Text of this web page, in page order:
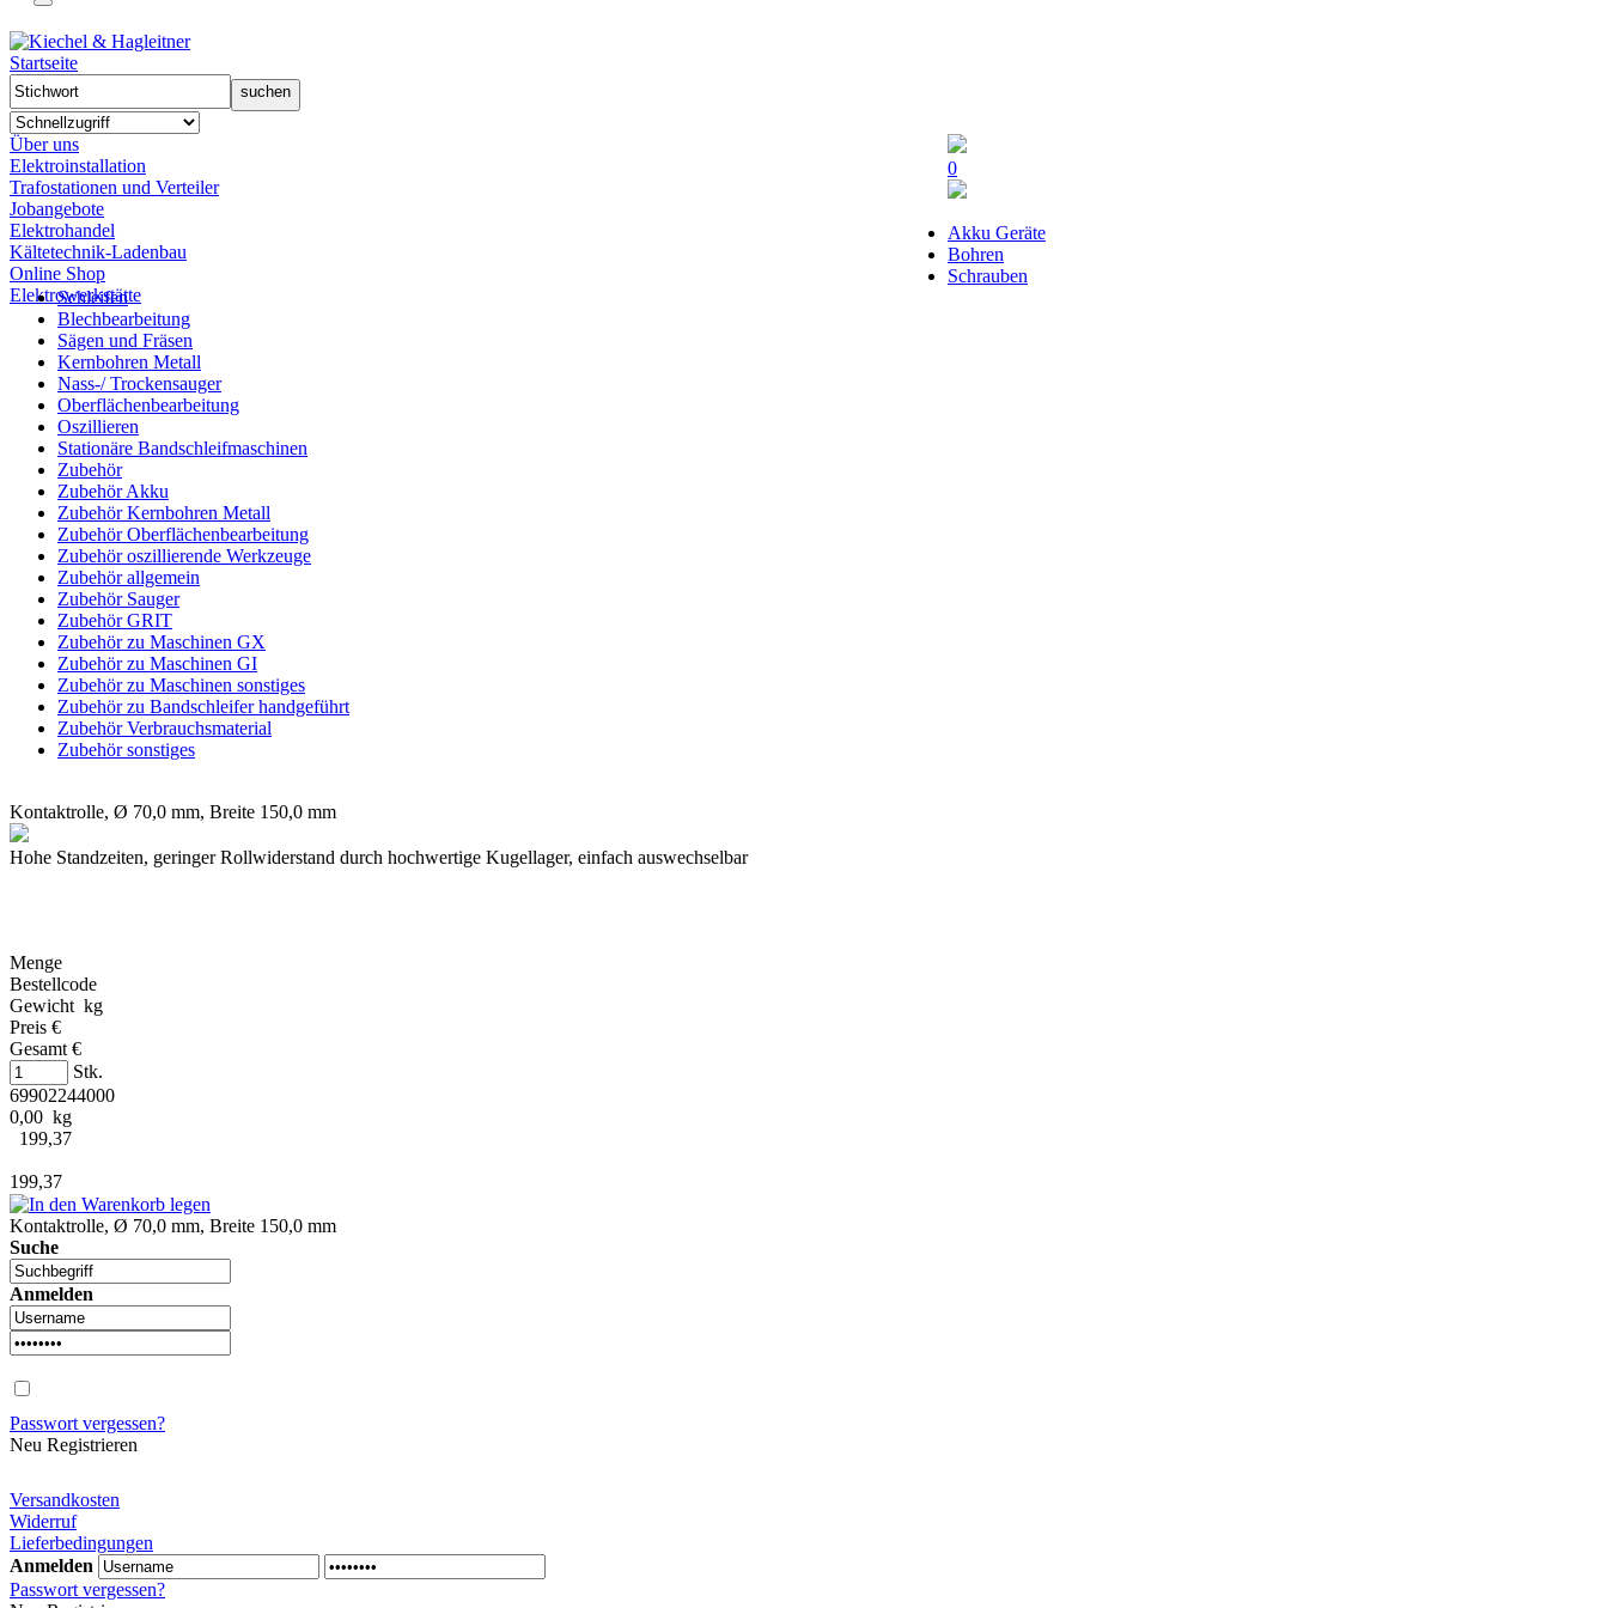
Startseite
Über uns
Elektroinstallation
Trafostationen und Verteiler
Jobangebote
Elektrohandel
Kältetechnik-Ladenbau
Online Shop
Elektrowerkstätte
0
Akku Geräte
Bohren
Schrauben
Schleifen
Blechbearbeitung
Sägen und Fräsen
Kernbohren Metall
Nass-/ Trockensauger
Oberflächenbearbeitung
Oszillieren
Stationäre Bandschleifmaschinen
Zubehör
Zubehör Akku
Zubehör Kernbohren Metall
Zubehör Oberflächenbearbeitung
Zubehör oszillierende Werkzeuge
Zubehör allgemein
Zubehör Sauger
Zubehör GRIT
Zubehör zu Maschinen GX
Zubehör zu Maschinen GI
Zubehör zu Maschinen sonstiges
Zubehör zu Bandschleifer handgeführt
Zubehör Verbrauchsmaterial
Zubehör sonstiges
Kontaktrolle, Ø 70,0 mm, Breite 150,0 mm
Hohe Standzeiten, geringer Rollwiderstand durch hochwertige Kugellager, einfach auswechselbar
Menge
Bestellcode
Gewicht kg
Preis €
Gesamt €
Stk.
69902244000
0,00 kg
199,37
199,37
Kontaktrolle, Ø 70,0 mm, Breite 150,0 mm
Suche
Anmelden
Passwort vergessen?
Neu Registrieren
Versandkosten
Widerruf
Lieferbedingungen
Anmelden
Passwort vergessen?